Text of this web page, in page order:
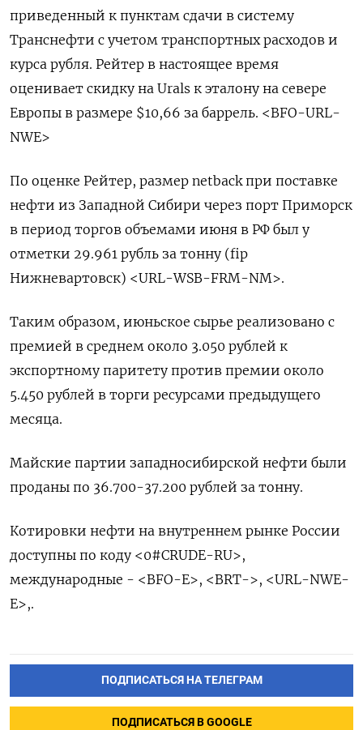
приведенный к пунктам сдачи в систему
Транснефти с учетом транспортных расходов и
курса рубля. Рейтер в настоящее время
оценивает скидку на Urals к эталону на севере
Европы в размере $10,66 за баррель. <BFO-URL-
NWE>
По оценке Рейтер, размер netback при поставке
нефти из Западной Сибири через порт Приморск
в период торгов объемами июня в РФ был у
отметки 29.961 рубль за тонну (fip
Нижневартовск) <URL-WSB-FRM-NM>.
Таким образом, июньское сырье реализовано с
премией в среднем около 3.050 рублей к
экспортному паритету против премии около
5.450 рублей в торги ресурсами предыдущего
месяца.
Майские партии западносибирской нефти были
проданы по 36.700-37.200 рублей за тонну.
Котировки нефти на внутреннем рынке России
доступны по коду <0#CRUDE-RU>,
международные - <BFO-E>, <BRT->, <URL-NWE-
E>,.
ПОДПИСАТЬСЯ НА ТЕЛЕГРАМ
ПОДПИСАТЬСЯ В GOOGLE